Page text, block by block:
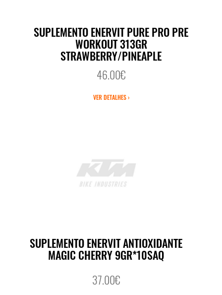
SUPLEMENTO ENERVIT PURE PRO PRE
WORKOUT 313GR
STRAWBERRY/PINEAPLE
46.00€
VER DETALHES ›
SUPLEMENTO ENERVIT ANTIOXIDANTE
MAGIC CHERRY 9GR*10SAQ
37.00€